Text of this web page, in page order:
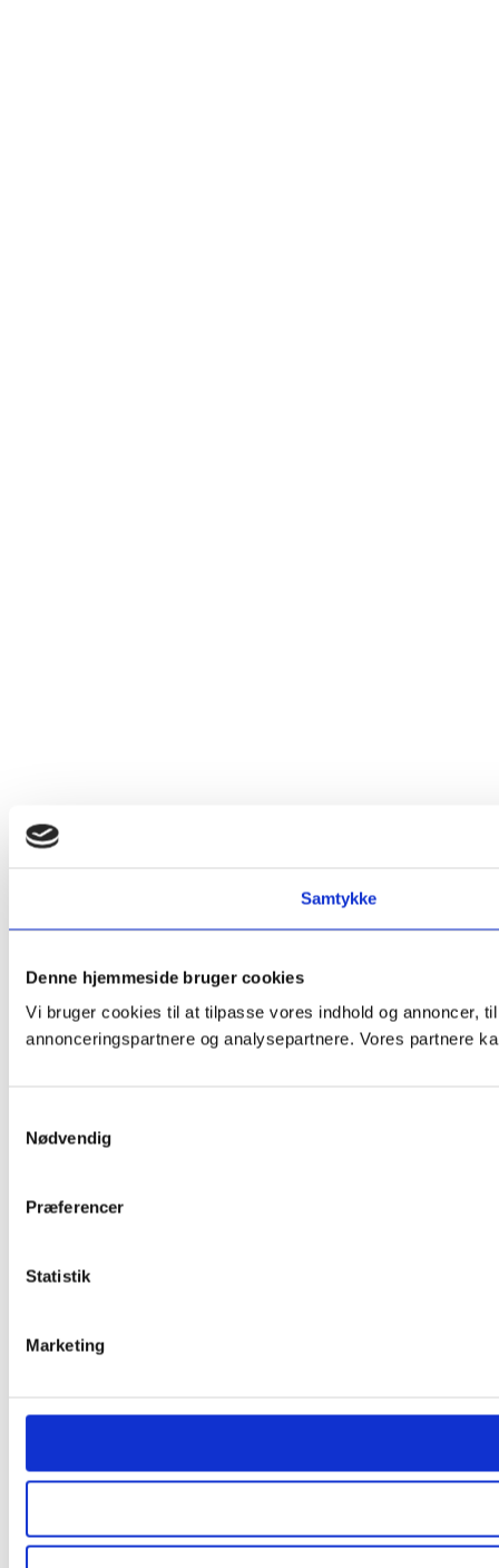
Samtykke
Denne hjemmeside bruger cookies
Vi bruger cookies til at tilpasse vores indhold og annoncer,
annonceringspartnere og analysepartnere. Vores partnere
Nødvendig
Præferencer
Statistik
Marketing